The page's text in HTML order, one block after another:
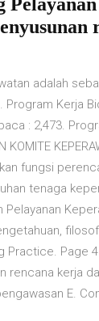
adalah
Kerja
: 2,473.
fungsi
tenaga
Practice. Page
kerja
E.